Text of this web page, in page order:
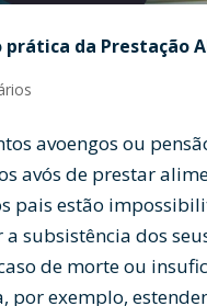
prática da Prestação
avoengos ou
avós de prestar
pais estão
subsistência dos
de morte ou
por exemplo,